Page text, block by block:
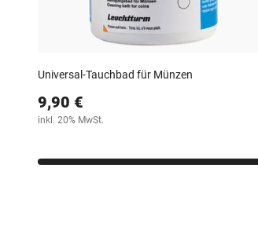
Universal-Tauchbad für Münzen
9,90 €
inkl. 20% MwSt.